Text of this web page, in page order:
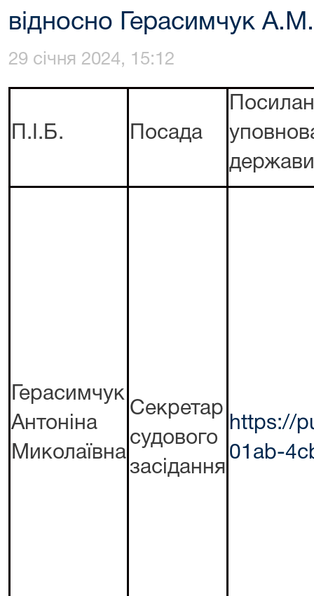
відносно Герасимчук А.М.
29 січня 2024, 15:12
П.І.Б. Посада
Герасимчук
Антоніна
Миколаївна
Секретар
судового
засідання
https://
01ab-